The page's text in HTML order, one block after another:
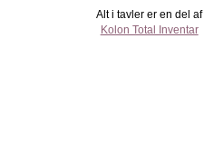
Alt i tavler er en del af
Kolon Total Inventar